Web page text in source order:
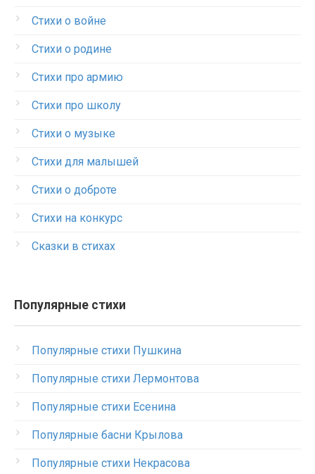
Стихи о войне
Стихи о родине
Стихи про армию
Стихи про школу
Стихи о музыке
Стихи для малышей
Стихи о доброте
Стихи на конкурс
Сказки в стихах
Популярные стихи
Популярные стихи Пушкина
Популярные стихи Лермонтова
Популярные стихи Есенина
Популярные басни Крылова
Популярные стихи Некрасова